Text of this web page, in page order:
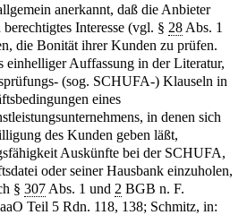
anerkannt, daß die Anbieter
Interesse (vgl. § 28 Abs. 1
die Bonität ihrer Kunden zu prüfen.
einhelliger Auffassung in der Literatur,
(sog. SCHUFA-) Klauseln in
eines
in denen sich
des Kunden geben läßt,
Auskünfte bei der SCHUFA,
oder seiner Hausbank einzuholen,
§ 307 Abs. 1 und 2 BGB n. F.
Teil 5 Rdn. 118, 138; Schmitz, in: